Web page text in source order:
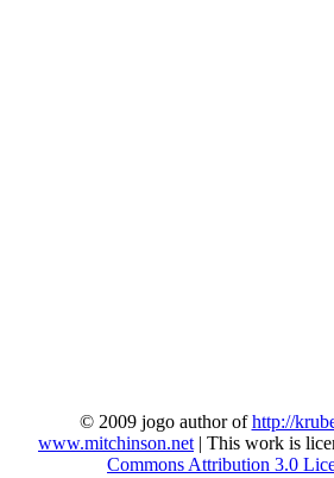
© 2009 jogo author ofhttp://
www.mitchinson.net | This work is
Commons Attribution 3.0